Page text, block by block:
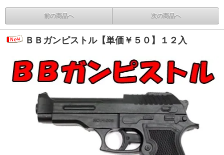
前の商品へ 次の商品へ
ＢＢガンピストル【単価￥５０】１２入